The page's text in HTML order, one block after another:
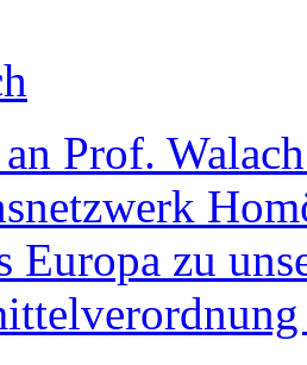
Prof.
Europa zu